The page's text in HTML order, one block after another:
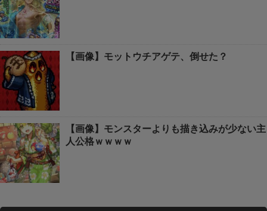
【画像】モットウチアゲテ、倒せた？
【画像】モンスターよりも描き込みが少ない主
人公格ｗｗｗｗ